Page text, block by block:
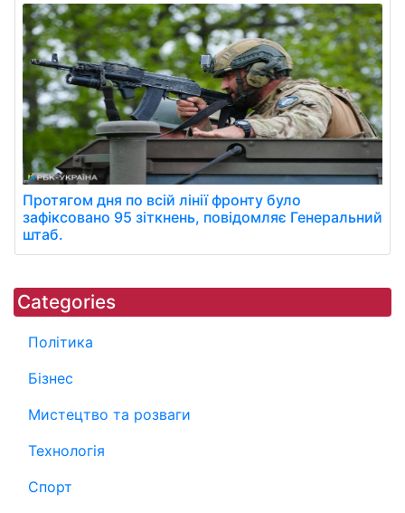
Протягом дня по всій лінії фронту було
зафіксовано 95 зіткнень, повідомляє Генеральний
штаб.
Categories
Політика
Бізнес
Мистецтво та розваги
Технологія
Спорт